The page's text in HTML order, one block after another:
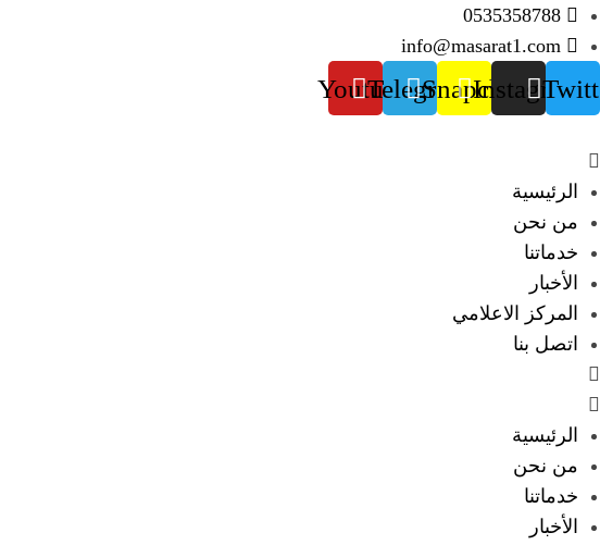
0535358788
info@masarat1.com
Instagram
Snapchat
Telegram
Youtube
الرئيسية
من نحن
خدماتنا
الأخبار
المركز الاعلامي
اتصل بنا
الرئيسية
من نحن
خدماتنا
الأخبار